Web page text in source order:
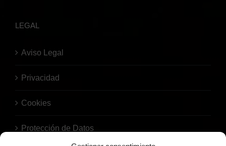
LEGAL
Aviso Legal
Privacidad
Cookies
Protección de Datos